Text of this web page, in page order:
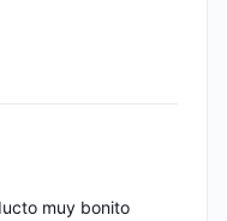
muy bonito